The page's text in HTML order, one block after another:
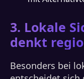
3. Lokale
denkt
Besonders bei